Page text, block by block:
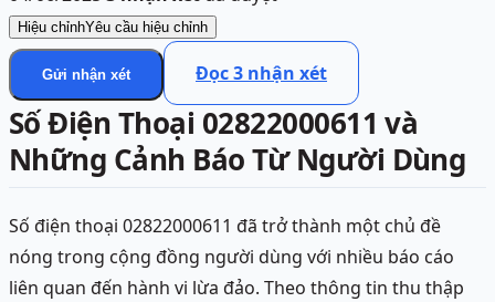
Hiệu chỉnhYêu cầu hiệu chỉnh
Gửi nhận xét Đọc3 nhận xét
Số Điện Thoại 02822000611 và
Những Cảnh Báo Từ Người Dùng
Số điện thoại 02822000611 đã trở thành một chủ đề
nóng trong cộng đồng người dùng với nhiều báo cáo
liên quan đến hành vi lừa đảo. Theo thông tin thu thập